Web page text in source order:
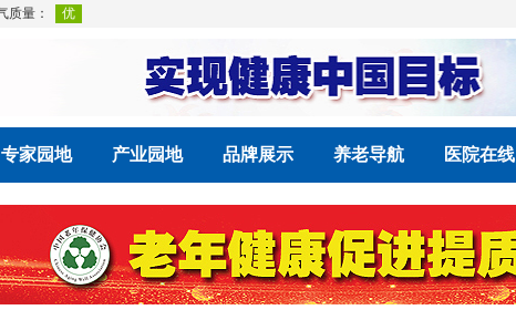
专家园地 产业园地 品牌展示 养老导航 医院在线